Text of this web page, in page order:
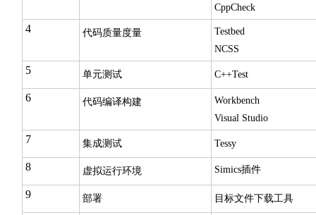
CppCheck
4 代码质量度量
Testbed
NCSS
5 单元测试 C++Test
6 代码编译构建
Workbench
Visual Studio
7 集成测试 Tessy
8 虚拟运行环境 Simics插件
9 部署 目标文件下载工具